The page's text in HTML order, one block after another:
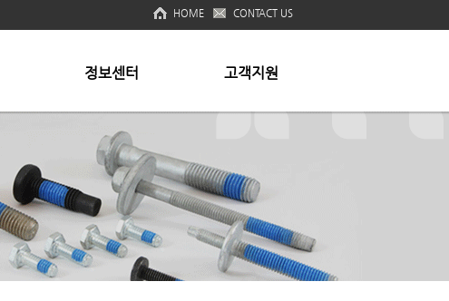
HOME CONTACT US
정보센터 고객지원
스펙
기술자료집
제품 MSDS
신뢰성 시험 성적서
진동시험
SITE MAP